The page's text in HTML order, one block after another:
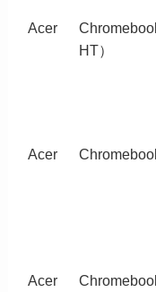
Acer
HT）
Acer
Acer